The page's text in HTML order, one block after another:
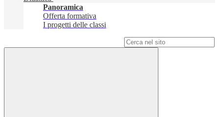
Panoramica
Offerta formativa
I progetti delle classi